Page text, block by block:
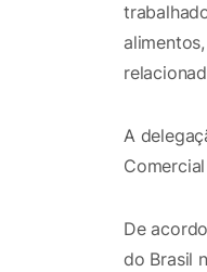
A
De
do Brasil